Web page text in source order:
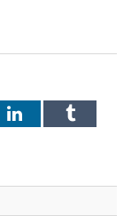
LinkedInTumblr